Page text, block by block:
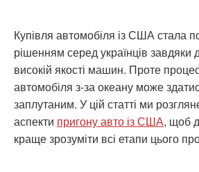
Купівля автомобіля із США стала
рішенням серед українців завдяки
високій якості машин. Проте
автомобіля з-за океану може
заплутаним. У цій статті ми
аспекти пригону авто із США, щоб
краще зрозуміти всі етапи цього